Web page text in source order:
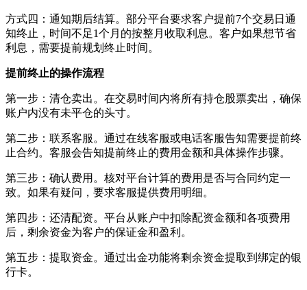
方式四：通知期后结算。部分平台要求客户提前7个交易日通
知终止，时间不足1个月的按整月收取利息。客户如果想节省
利息，需要提前规划终止时间。
提前终止的操作流程
第一步：清仓卖出。在交易时间内将所有持仓股票卖出，确保
账户内没有未平仓的头寸。
第二步：联系客服。通过在线客服或电话客服告知需要提前终
止合约。客服会告知提前终止的费用金额和具体操作步骤。
第三步：确认费用。核对平台计算的费用是否与合同约定一
致。如果有疑问，要求客服提供费用明细。
第四步：还清配资。平台从账户中扣除配资金额和各项费用
后，剩余资金为客户的保证金和盈利。
第五步：提取资金。通过出金功能将剩余资金提取到绑定的银
行卡。